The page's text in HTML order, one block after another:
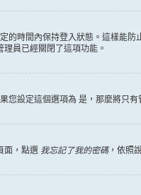
的時間內保持登入狀態。這樣能
員已經關閉了這項功能。
您設定這個選項為 是 ，那麼將只
面，點選 我忘記了我的密碼，依照